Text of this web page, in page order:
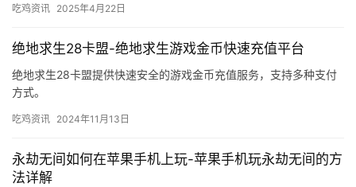
吃鸡资讯 2025年4月22日
绝地求生28卡盟-绝地求生游戏金币快速充值平台
绝地求生28卡盟提供快速安全的游戏金币充值服务，支持多种支付
方式。
吃鸡资讯 2024年11月13日
永劫无间如何在苹果手机上玩-苹果手机玩永劫无间的方
法详解